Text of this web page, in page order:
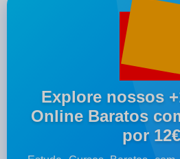
Explore nossos
Online Baratos
por